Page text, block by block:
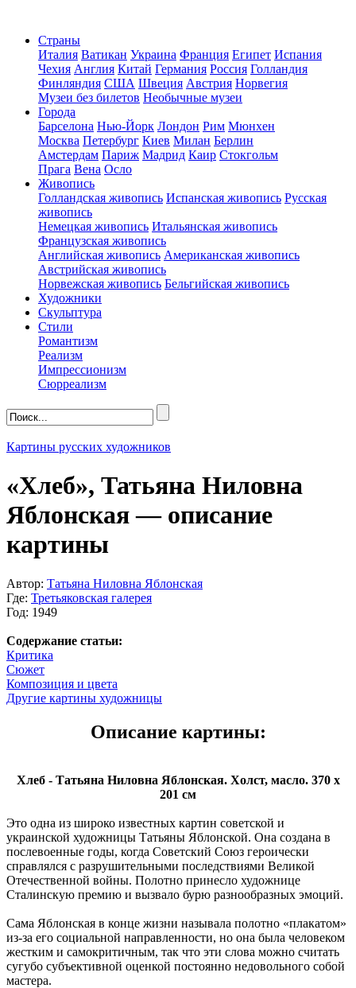
Страны
Италия Ватикан Украина Франция Египет Испания
Чехия Англия Китай Германия Россия Голландия
Финляндия США Швеция Австрия Норвегия
Музеи без билетов Необычные музеи
Города
Барселона Нью-Йорк Лондон Рим Мюнхен
Москва Петербург Киев Милан Берлин
Амстердам Париж Мадрид Каир Стокгольм
Прага Вена Осло
Живопись
Голландская живопись Испанская живопись Русская
живопись
Немецкая живопись Итальянская живопись
Французская живопись
Английская живопись Американская живопись
Австрийская живопись
Норвежская живопись Бельгийская живопись
Художники
Скульптура
Стили
Романтизм
Реализм
Импрессионизм
Сюрреализм
Картины русских художников
«Хлеб», Татьяна Ниловна
Яблонская — описание
картины
Автор: Татьяна Ниловна Яблонская
Где: Третьяковская галерея
Год: 1949
Содержание статьи:
Критика
Сюжет
Композиция и цвета
Другие картины художницы
Описание картины:
Хлеб - Татьяна Ниловна Яблонская. Холст, масло. 370 x
201 см
Это одна из широко известных картин советской и
украинской художницы Татьяны Яблонской. Она создана в
послевоенные годы, когда Советский Союз героически
справлялся с разрушительными последствиями Великой
Отечественной войны. Полотно принесло художнице
Сталинскую премию и вызвало бурю разнообразных эмоций.
Сама Яблонская в конце жизни называла полотно «плакатом»
из-за его социальной направленности, но она была человеком
жестким и самокритичным, так что эти слова можно считать
сугубо субъективной оценкой постоянно недовольного собой
мастера.